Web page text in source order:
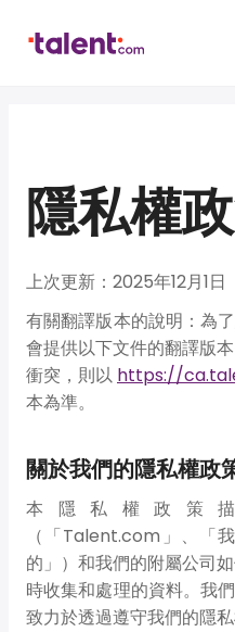
隱私權
上次更新：2025年12月1日
有關翻譯版本的說明：為
會提供以下文件的翻譯版
衝突，則以 https://
本為準。
關於我們的隱私權政
本隱私權政策描
（「Talent.com」、「
的」）和我們的附屬公司
時收集和處理的資料。我
致力於透過遵守我們的隱